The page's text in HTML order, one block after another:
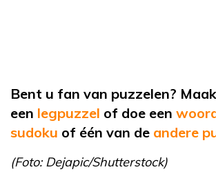
Bent u fan van puzzelen?
een legpuzzel of doe een
sudoku of één van de andere
(Foto: Dejapic/Shutterstock)